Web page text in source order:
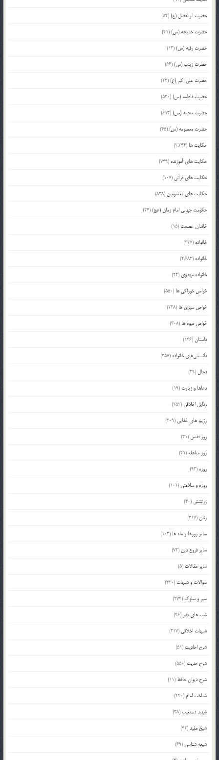
حضرت ابوالفضل (ع)(54)
حضرت خدیجه (س)(41)
حضرت رقیه (س)(13)
حضرت زینب (س)(66)
حضرت علی اکبر (ع)(23)
حضرت فاطمه (س)(530)
حضرت محمد (ص)(613)
حضرت معصومه (س)(45)
حکایت ها (2,244)
حکایت های آموزنده (749)
حکایت های قرآنی (107)
حکایت های معصومین (838)
حکومت جهانی امام زمان (عج)(24)
خاندان عصمت (15)
خانواده (227)
خانواده (2,682)
خانواده مهدوی (22)
خواص خوراکی ها (550)
خواص سبزی ها (228)
خواص میوه ها (308)
داستان(146)
دانستنی‌های خانواده (357)
دجال (29)
دعاها و زیارت (19)
رذایل اخلاقی (252)
رژیم های غذایی (209)
روز قدس (31)
روز مباهله (41)
روزه (93)
روزه و سلامتی (101)
زرتشتی (40)
زنان(317)
سایر روزها و ماه ها (103)
سایر فروع دین (72)
سایر مقالات (5)
سوالات و شبهات (420)
سیر و سلوک (274)
شب های قدر (46)
شبهات اخلاقی (217)
شرح احادیث (51)
شرح حدیث (550)
شرح دیوان حافظ (11)
شناخت امام (440)
شهید دستغیب(38)
شیخ مفید(42)
شیعه شناسی (69)